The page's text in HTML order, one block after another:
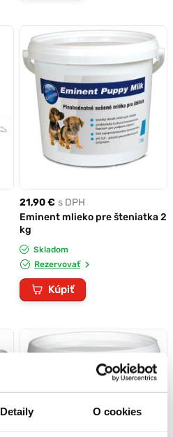
Detaily O cookies
21,90 € s DPH
Eminent mlieko pre šteniatka 2
kg
Skladom
Rezervovať
Kúpiť